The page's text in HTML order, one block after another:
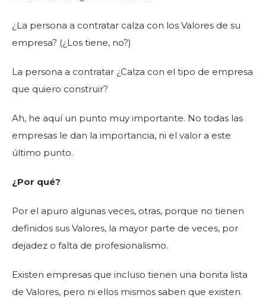
¿La persona a contratar calza con los Valores de su
empresa? (¿Los tiene, no?)
La persona a contratar ¿Calza con el tipo de empresa
que quiero construir?
Ah, he aquí un punto muy importante. No todas las
empresas le dan la importancia, ni el valor a este
último punto.
¿Por qué?
Por el apuro algunas veces, otras, porque no tienen
definidos sus Valores, la mayor parte de veces, por
dejadez o falta de profesionalismo.
Existen empresas que incluso tienen una bonita lista
de Valores, pero ni ellos mismos saben que existen.